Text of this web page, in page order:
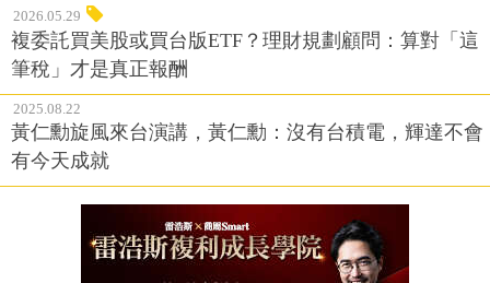
2026.05.29
複委託買美股或買台版ETF？理財規劃顧問：算對「這
筆稅」才是真正報酬
2025.08.22
黃仁勳旋風來台演講，黃仁勳：沒有台積電，輝達不會
有今天成就